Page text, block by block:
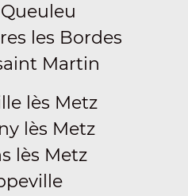
les Bordes
Martin
lès Metz
lès Metz
lès Metz